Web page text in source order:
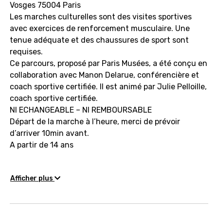
Vosges 75004 Paris
Les marches culturelles sont des visites sportives
avec exercices de renforcement musculaire. Une
tenue adéquate et des chaussures de sport sont
requises.
Ce parcours, proposé par Paris Musées, a été conçu en
collaboration avec Manon Delarue, conférencière et
coach sportive certifiée. Il est animé par Julie Pelloille,
coach sportive certifiée.
NI ECHANGEABLE – NI REMBOURSABLE
Départ de la marche à l’heure, merci de prévoir
d’arriver 10min avant.
A partir de 14 ans
Afficher plus